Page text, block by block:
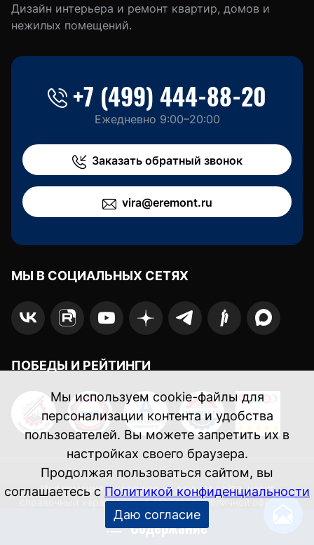
Содержание
Дизайн интерьера и ремонт квартир, домов и
нежилых помещений.
+7 (499) 444-88-20
Ежедневно 9:00–20:00
Заказать обратный звонок
vira@eremont.ru
МЫ В СОЦИАЛЬНЫХ СЕТЯХ
ПОБЕДЫ И РЕЙТИНГИ
Информация, указанная на данном сайте, носит
справочный характер и не является публичной офертой.
Соглашение об обработке персональных данных
Мы используем cookie-файлы для
персонализации контента и удобства
пользователей. Вы можете запретить их в
настройках своего браузера.
Продолжая пользоваться сайтом, вы
соглашаетесь с Политикой конфиденциальности
Даю согласие